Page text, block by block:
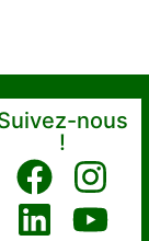
nous
!